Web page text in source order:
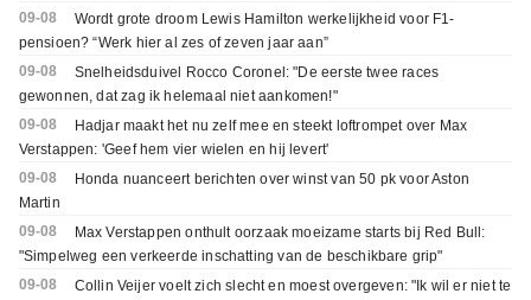
09-08
Wordt grote droom Lewis Hamilton werkelijkheid voor F1-
pensioen? “Werk hier al zes of zeven jaar aan”
09-08
Snelheidsduivel Rocco Coronel: "De eerste twee races
gewonnen, dat zag ik helemaal niet aankomen!"
09-08
Hadjar maakt het nu zelf mee en steekt loftrompet over Max
Verstappen: 'Geef hem vier wielen en hij levert'
09-08
Honda nuanceert berichten over winst van 50 pk voor Aston
Martin
09-08
Max Verstappen onthult oorzaak moeizame starts bij Red Bull:
"Simpelweg een verkeerde inschatting van de beschikbare grip"
09-08
Collin Veijer voelt zich slecht en moest overgeven: "Ik wil er niet te